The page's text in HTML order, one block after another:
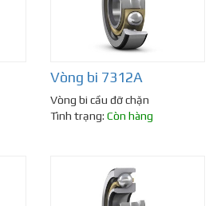
Vòng bi 7312A
Vòng bi cầu đỡ chặn
Tình trạng: Còn hàng